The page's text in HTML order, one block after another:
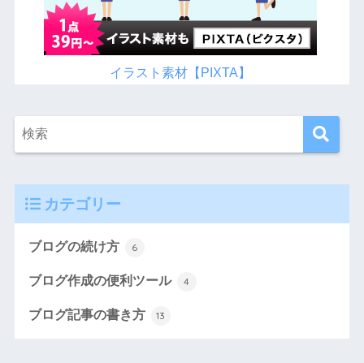
イラスト素材【PIXTA】
カテゴリー
ブログの続け方 6
ブログ作成の便利ツール 4
ブログ記事の書き方 13